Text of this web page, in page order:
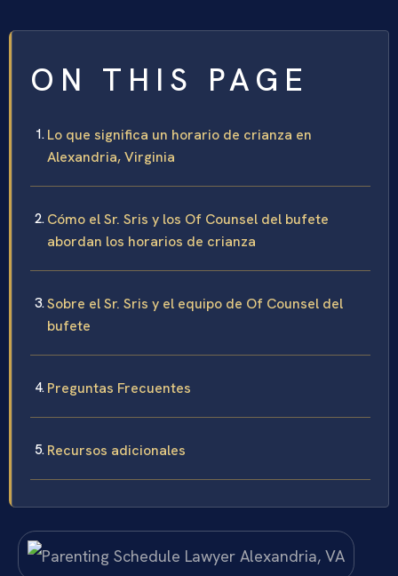
ON THIS PAGE
Lo que significa un horario de crianza en
Alexandria, Virginia
Cómo el Sr. Sris y los Of Counsel del bufete
abordan los horarios de crianza
Sobre el Sr. Sris y el equipo de Of Counsel del
bufete
Preguntas Frecuentes
Recursos adicionales